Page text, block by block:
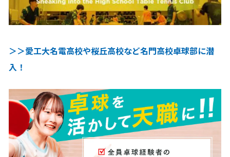
＞＞愛工大名電高校や桜丘高校など名門高校卓球部に潜
入！